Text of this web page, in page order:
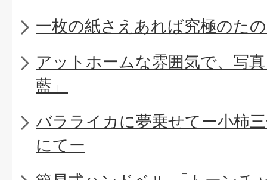
一枚の紙さえあれば究極のた
アットホームな雰囲気で、写
藍」
バラライカに夢乗せてー小柿
にてー